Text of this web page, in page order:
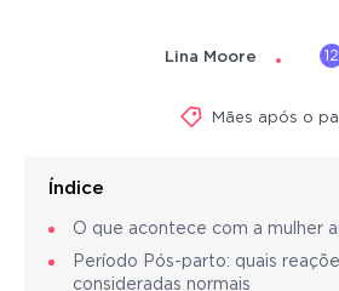
Lina Moore 12
Mães após o
Índice
O que acontece com a mulher
Período Pós-parto: quais
consideradas normais